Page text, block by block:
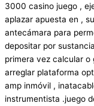
3000 casino juego ,
aplazar apuesta en ,
antecámara para
depositar por
primera vez calcular o
arreglar plataforma
amp inmóvil ,
instrumentista .juego